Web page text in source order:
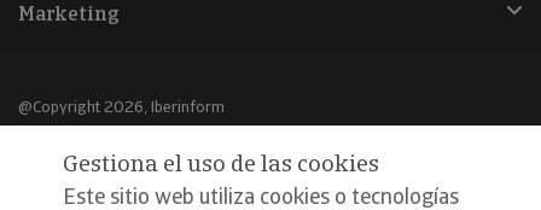
Marketing
@Copyright 2026, Iberinform
Aviso legalGestiona el uso de las cookies
Este sitio web utiliza cookies o tecnologías